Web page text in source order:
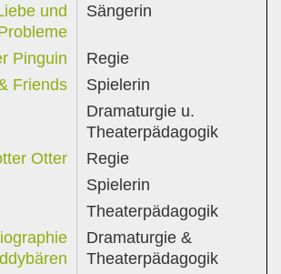
und
Sängerin
Pinguin
Regie
Friends
Spielerin
Dramaturgie u.
Theaterpädagogik
Otter
Regie
Spielerin
Theaterpädagogik
Dramaturgie &
Theaterpädagogik